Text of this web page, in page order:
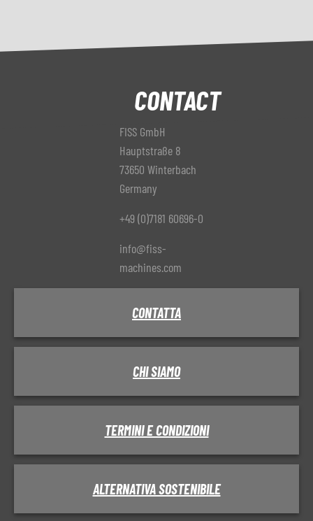
CONTACT
FISS GmbH
Hauptstraße 8
73650 Winterbach
Germany
+49 (0)7181 60696-0
info@fiss-
machines.com
CONTATTA
CHI SIAMO
TERMINI E CONDIZIONI
ALTERNATIVA SOSTENIBILE